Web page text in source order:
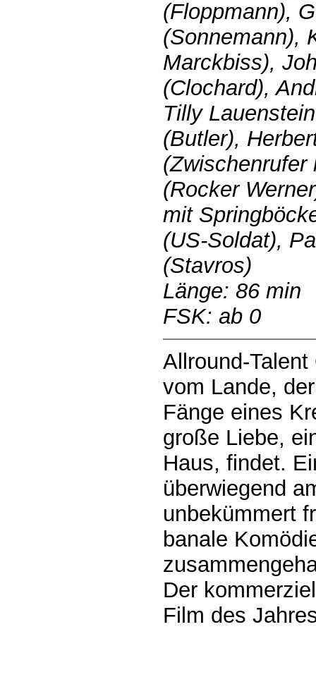
(Floppmann),
(Sonnemann),
Marckbiss),
(Clochard),
Tilly
(Butler),
(Zwischenrufer
(Rocker
mit
(US-Soldat),
(Stavros)
Länge: 86 min
FSK: ab 0
Allround-
vom Lande,
Fänge eines
große Liebe,
Haus, findet.
überwiegend
unbekümmert
banale
Der
Film des